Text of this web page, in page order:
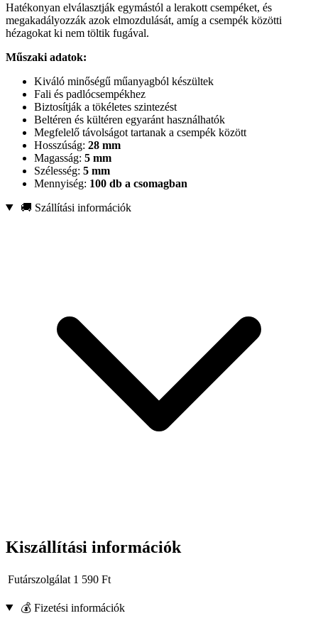
Hatékonyan elválasztják egymástól a lerakott csempéket, és
megakadályozzák azok elmozdulását, amíg a csempék közötti
hézagokat ki nem töltik fugával.
Műszaki adatok:
Kiváló minőségű műanyagból készültek
Fali és padlócsempékhez
Biztosítják a tökéletes szintezést
Beltéren és kültéren egyaránt használhatók
Megfelelő távolságot tartanak a csempék között
Hosszúság: 28 mm
Magasság: 5 mm
Szélesség: 5 mm
Mennyiség: 100 db a csomagban
🚚 Szállítási információk
Kiszállítási információk
Futárszolgálat 1 590 Ft
💰 Fizetési információk